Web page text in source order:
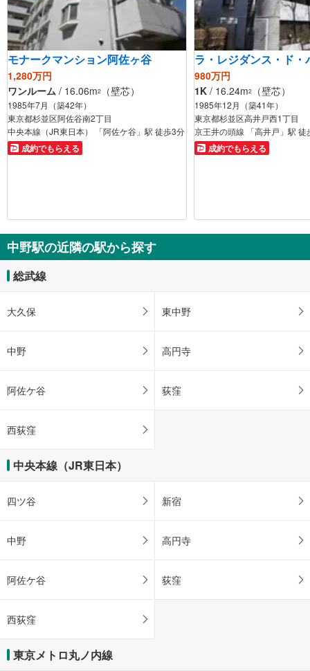
モナークマンション阿佐ヶ谷
1,280万円
ワンルーム / 16.06m2 （壁芯）
1985年7月（築42年）
東京都杉並区阿佐谷南2丁目
中央本線（JR東日本） 「阿佐ケ谷」駅 徒歩3分
成約でもらえる
ラ・レジダンス・ド・
980万円
1K / 16.24m2 （壁芯）
1985年12月（築41年）
東京都杉並区高井戸西1丁目
京王井の頭線 「高井戸」駅 徒
成約でもらえる
中野駅の近隣の駅から探す
総武線
大久保 東中野
中野 高円寺
阿佐ケ谷 荻窪
西荻窪
中央本線（JR東日本）
四ツ谷 新宿
中野 高円寺
阿佐ケ谷 荻窪
西荻窪
東京メトロ丸ノ内線